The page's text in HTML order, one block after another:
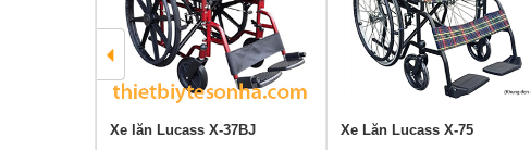
Xe lăn Lucass X-37BJ Xe Lăn Lucass X-75